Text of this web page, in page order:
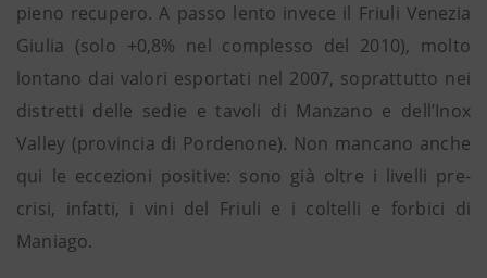
pieno recupero. A passo lento invece il Friuli Venezia
Giulia (solo +0,8% nel complesso del 2010), molto
lontano dai valori esportati nel 2007, soprattutto nei
distretti delle sedie e tavoli di Manzano e dell’Inox
Valley (provincia di Pordenone). Non mancano anche
qui le eccezioni positive: sono già oltre i livelli pre-
crisi, infatti, i vini del Friuli e i coltelli e forbici di
Maniago.